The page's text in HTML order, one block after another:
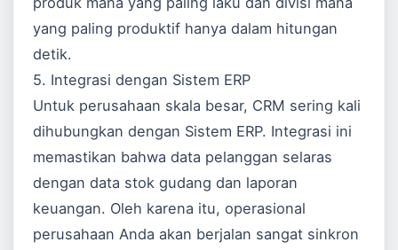
yang paling produktif hanya dalam hitungan
detik.
5. Integrasi dengan Sistem ERP
Untuk perusahaan skala besar, CRM sering kali
dihubungkan dengan Sistem ERP. Integrasi ini
memastikan bahwa data pelanggan selaras
dengan data stok gudang dan laporan
keuangan. Oleh karena itu, operasional
perusahaan Anda akan berjalan sangat sinkron